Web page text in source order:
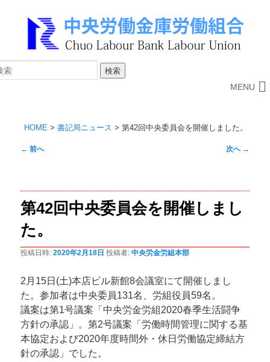
MENU
HOME > 書記局ニュース > 第42回中央委員会を開催しました。
投
ビ
ゲ
ー
シ
ョ
← 前へ 次へ →
第42回中央委員会を開催しまし
た。
投稿日時:2020年2月18日 投稿者:中央労金労組本部
2月15日(土)本店ビル新館8会議室にて開催しまし
た。参加者は中央委員131名、労組役員59名。
議案は第1号議案「中央労金労組2020春季生活闘争
方針の承認」。第2号議案「労働時間管理に関する基
本協定および2020年度時間外・休日労働協定締結方
針の承認」でした。